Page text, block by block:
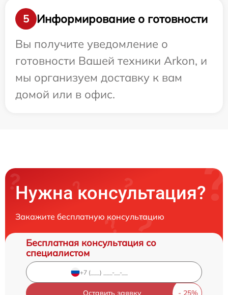
5
Информирование о готовности
Вы получите уведомление о
готовности Вашей техники Arkon, и
мы организуем доставку к вам
домой или в офис.
Нужна консультация?
Закажите бесплатную консультацию
Бесплатная консультация со
специалистом
Оставить заявку